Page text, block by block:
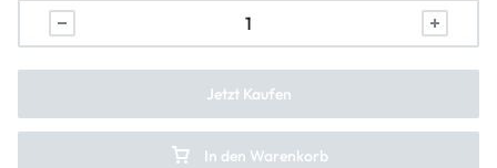
backcover-reparatur
frontkamera-reparatur
hauptkamera-reparatur
In den Warenkorb
Jetzt Kaufen